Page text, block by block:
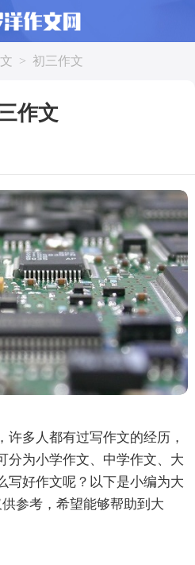
> 初三作文
作文
许多人都有过写作文的经历，
分为小学作文、中学作文、大
写好作文呢？以下是小编为大
参考，希望能够帮助到大